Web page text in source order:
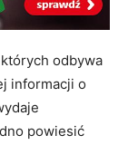
odbywa
informacji o
powiesić